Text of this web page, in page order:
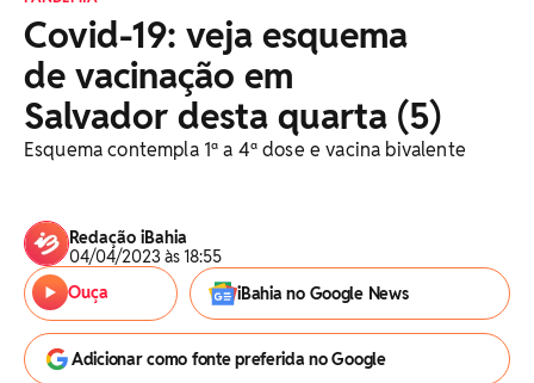
Covid-19: veja esquema
de vacinação em
Salvador desta quarta (5)
Esquema contempla 1ª a 4ª dose e vacina bivalente
Redação iBahia
04/04/2023 às 18:55
Ouça
iBahia no Google News
Adicionar como fonte preferida no Google